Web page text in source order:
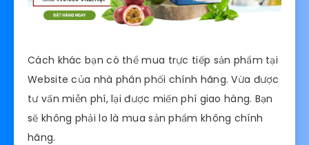
Cách khác bạn có thể mua trực tiếp sản phẩm tại
Website của nhà phân phối chính hãng. Vừa được
tư vấn miễn phí, lại được miến phí giao hàng. Bạn
sẽ không phải lo là mua sản phẩm không chính
hãng.